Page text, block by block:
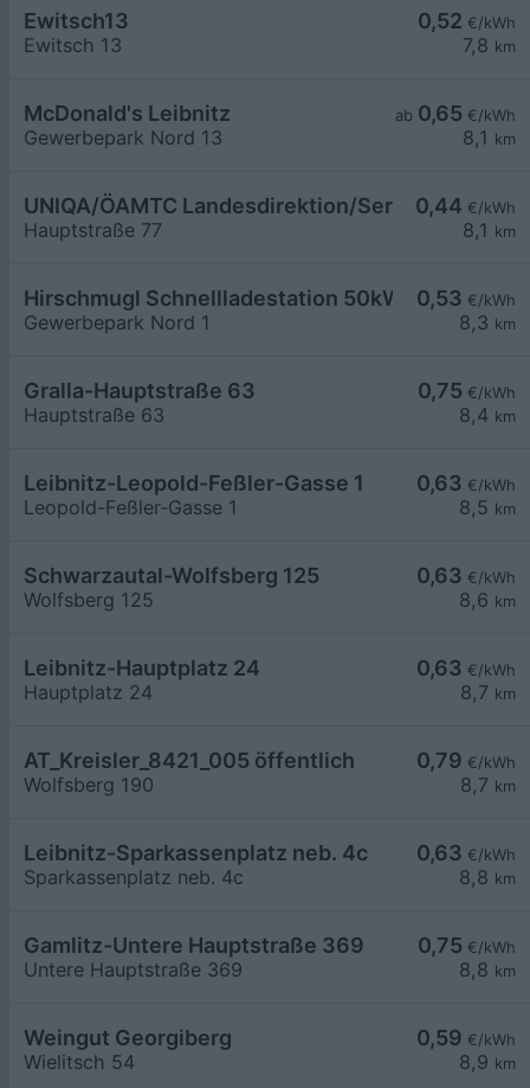
0,52 €/kWh
7,8 km
Ewitsch13
Ewitsch 13
ab 0,65 €/kWh
8,1 km
McDonald's Leibnitz
Gewerbepark Nord 13
0,44 €/kWh
8,1 km
UNIQA/ÖAMTC Landesdirektion/ServiceCenter
Hauptstraße 77
0,53 €/kWh
8,3 km
Hirschmugl Schnellladestation 50kW
Gewerbepark Nord 1
0,75 €/kWh
8,4 km
Gralla-Hauptstraße 63
Hauptstraße 63
0,63 €/kWh
8,5 km
Leibnitz-Leopold-Feßler-Gasse 1
Leopold-Feßler-Gasse 1
0,63 €/kWh
8,6 km
Schwarzautal-Wolfsberg 125
Wolfsberg 125
0,63 €/kWh
8,7 km
Leibnitz-Hauptplatz 24
Hauptplatz 24
0,79 €/kWh
8,7 km
AT_Kreisler_8421_005 öffentlich
Wolfsberg 190
0,63 €/kWh
8,8 km
Leibnitz-Sparkassenplatz neb. 4c
Sparkassenplatz neb. 4c
0,75 €/kWh
8,8 km
Gamlitz-Untere Hauptstraße 369
Untere Hauptstraße 369
0,59 €/kWh
8,9 km
Weingut Georgiberg
Wielitsch 54